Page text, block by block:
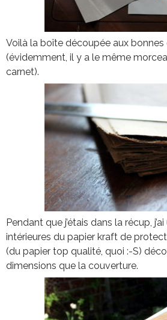
Voilà la boîte découpée aux bonnes
(évidemment, il y a le même
carnet).
Pendant que j’étais dans la récup,
intérieures du papier kraft de
(du papier top qualité, quoi :-S)
dimensions que la couverture.